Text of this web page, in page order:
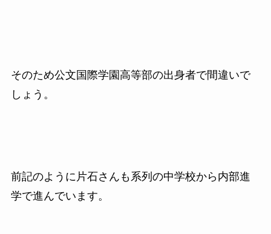
そのため公文国際学園高等部の出身者で間違いで
しょう。
前記のように片石さんも系列の中学校から内部進
学で進んでいます。